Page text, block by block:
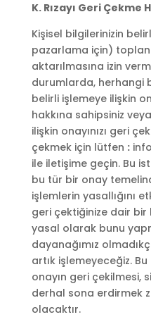
K. Rızayı Geri Çekme
Kişisel bilgilerinizin
pazarlama için)
aktarılmasına izin
durumlarda, herhangi
belirli işlemeye ilişkin
hakkına sahipsiniz
ilişkin onayınızı geri
çekmek için lütfen :
ile iletişime geçin. Bu
bu tür bir onay
işlemlerin yasallığını
geri çektiğinize dair bir
yasal olarak bunu
dayanağımız
artık işlemeyeceğiz.
onayın geri çekilmesi,
derhal sona erdirmek
olacaktır.